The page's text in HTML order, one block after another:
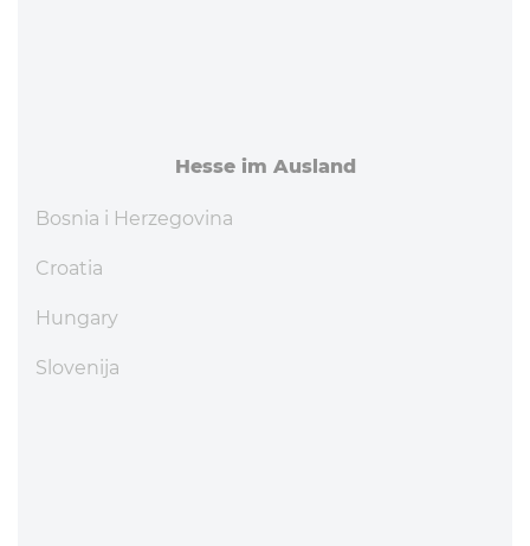
Hesse im Ausland
Bosnia i Herzegovina
Croatia
Hungary
Slovenija